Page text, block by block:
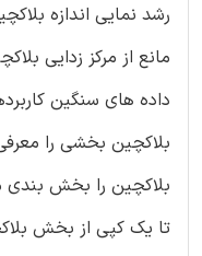
رشد نمایی اندازه
مانع از مرکز زدایی
داده های سنگین
بلاکچین بخشی را
بلاکچین را بخش بندی
تا یک کپی از بخش